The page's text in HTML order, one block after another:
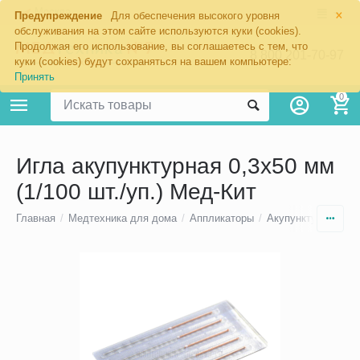
×
Предупреждение
Для обеспечения высокого уровня
обслуживания на этом сайте используются куки (cookies).
Продолжая его использование, вы соглашаетесь с тем, что
куки (cookies) будут сохраняться на вашем компьютере:
Принять
Москва
8 800 201-70-97
0
Игла акупунктурная 0,3х50 мм
(1/100 шт./уп.) Мед-Кит
Главная / Медтехника для дома / Аппликаторы / Акупунктурные